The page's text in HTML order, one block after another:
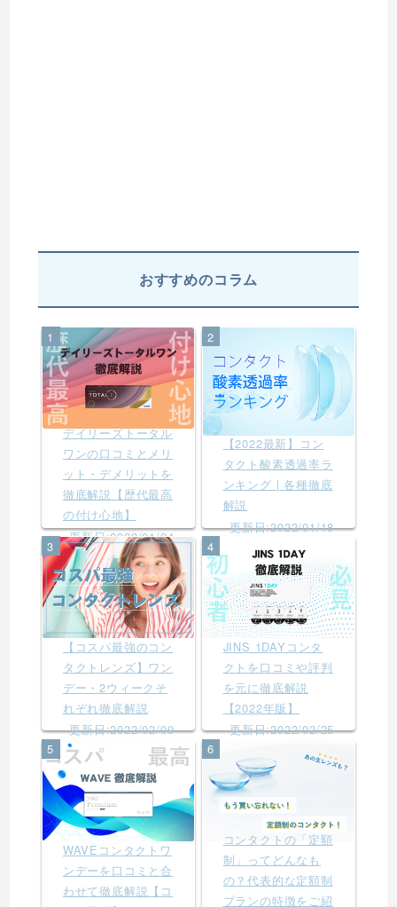
おすすめのコラム
1
デイリーズトータル
ワンの口コミとメリ
ット・デメリットを
徹底解説【歴代最高
の付け心地】
更新日:2022/01/24
2
【2022最新】コン
タクト酸素透過率ラ
ンキング | 各種徹底
解説
更新日:2022/01/18
3
【コスパ最強のコン
タクトレンズ】ワン
デー・2ウィークそ
れぞれ徹底解説
更新日:2022/02/09
4
JINS 1DAYコンタ
クトを口コミや評判
を元に徹底解説
【2022年版】
更新日:2022/02/25
5
WAVEコンタクトワ
ンデーを口コミと合
わせて徹底解説【コ
6
コンタクトの「定額
制」ってどんなも
の？代表的な定額制
プランの特徴をご紹